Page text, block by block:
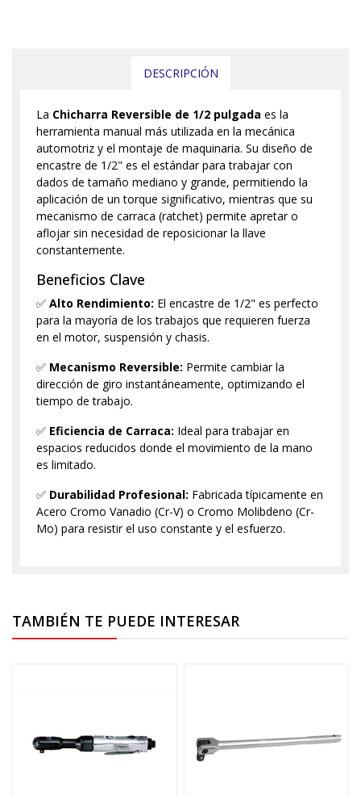
DESCRIPCIÓN
La Chicharra Reversible de 1/2 pulgada es la
herramienta manual más utilizada en la mecánica
automotriz y el montaje de maquinaria. Su diseño de
encastre de 1/2" es el estándar para trabajar con
dados de tamaño mediano y grande, permitiendo la
aplicación de un torque significativo, mientras que su
mecanismo de carraca (ratchet) permite apretar o
aflojar sin necesidad de reposicionar la llave
constantemente.
Beneficios Clave
✅ Alto Rendimiento: El encastre de 1/2" es perfecto
para la mayoría de los trabajos que requieren fuerza
en el motor, suspensión y chasis.
✅ Mecanismo Reversible: Permite cambiar la
dirección de giro instantáneamente, optimizando el
tiempo de trabajo.
✅ Eficiencia de Carraca: Ideal para trabajar en
espacios reducidos donde el movimiento de la mano
es limitado.
✅ Durabilidad Profesional: Fabricada típicamente en
Acero Cromo Vanadio (Cr-V) o Cromo Molibdeno (Cr-
Mo) para resistir el uso constante y el esfuerzo.
TAMBIÉN TE PUEDE INTERESAR